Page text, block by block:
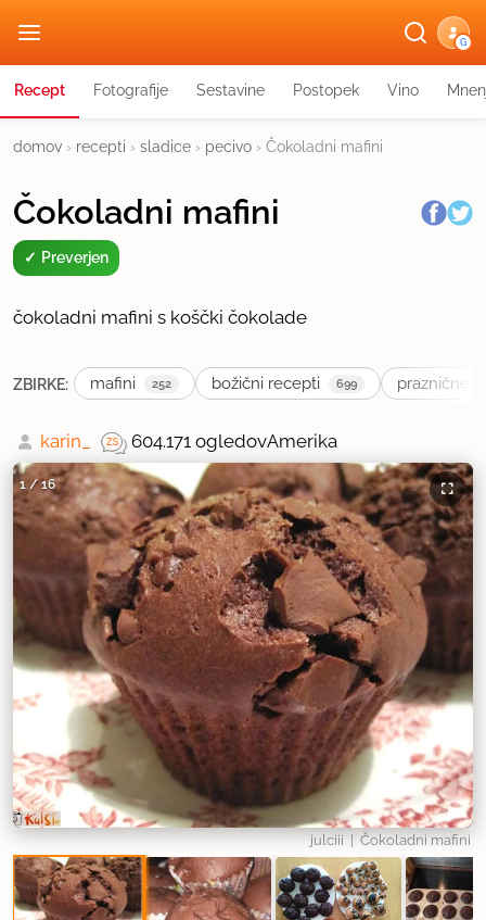
G
Recept Fotografije Sestavine Postopek Vino
domov › recepti › sladice › pecivo › Čokoladni mafini
Čokoladni mafini
Preverjen
čokoladni mafini s koščki čokolade
ZBIRKE: mafini 252 božični recepti 699 praznične
karin_ 604.171 ogledovAmerika
1 /16
julciii | Čokoladni mafini